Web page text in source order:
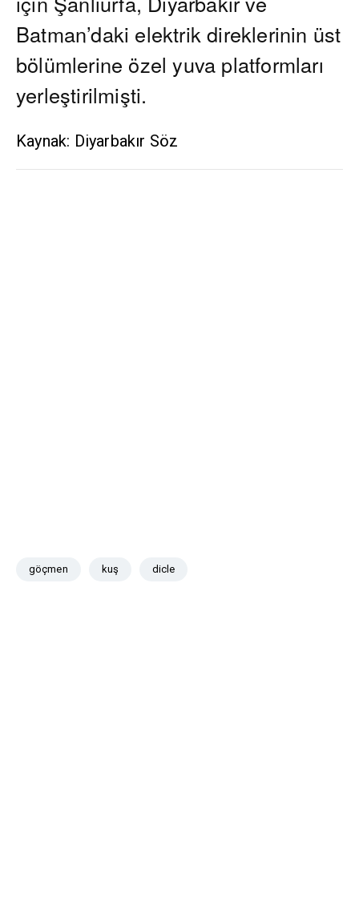
Batman’daki elektrik direklerinin üst
bölümlerine özel yuva platformları
yerleştirilmişti.
Kaynak: Diyarbakır Söz
göçmen kuş dicle